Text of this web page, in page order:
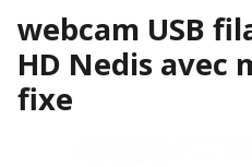
webcam USB
HD Nedis avec
fixe